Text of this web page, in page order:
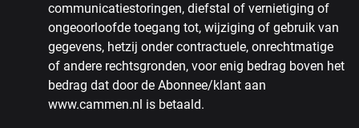
communicatiestoringen, diefstal of vernietiging of
ongeoorloofde toegang tot, wijziging of gebruik van
gegevens, hetzij onder contractuele, onrechtmatige
of andere rechtsgronden, voor enig bedrag boven het
bedrag dat door de Abonnee/klant aan
www.cammen.nl is betaald.